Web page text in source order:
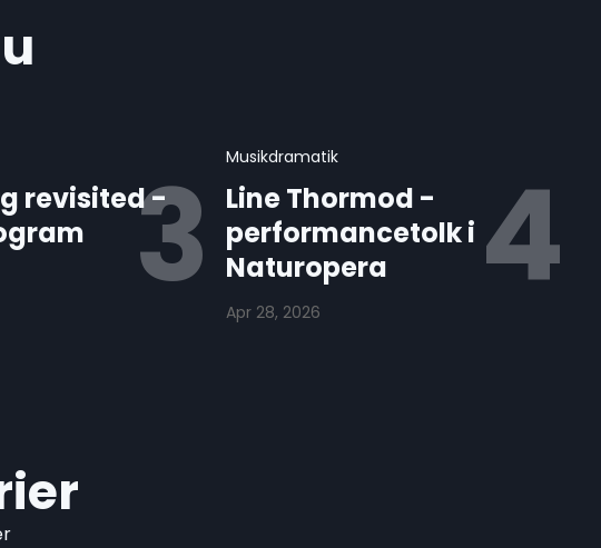
revisited -
Musikdramatik
Line Thormod -
performancetolk i
Naturopera
Apr 28, 2026